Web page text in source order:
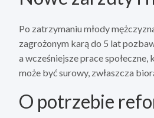
Po zatrzymaniu młody
zagrożonym karą do 5 lat
a wcześniejsze prace
może być surowy, zwłaszcza
O potrzebie